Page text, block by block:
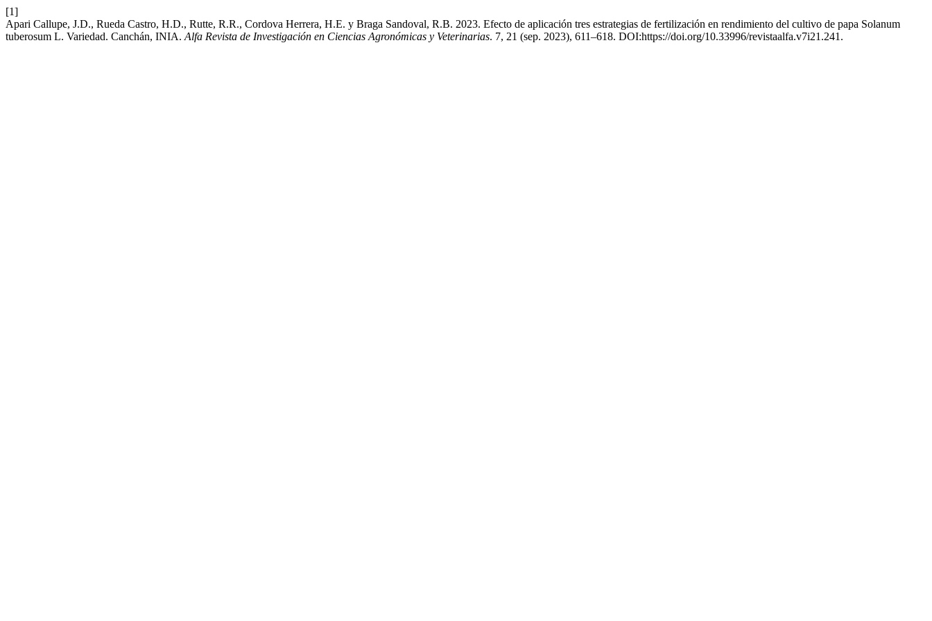
[1]
Apari Callupe, J.D., Rueda Castro, H.D., Rutte, R.R., Cordova Herrera, H.E. y Braga Sandoval, R.B. 2023. Efecto de aplicación tres estrategias de fertilización en rendimiento del cultivo de papa Solanum
tuberosum L. Variedad. Canchán, INIA. Alfa Revista de Investigación en Ciencias Agronómicas y Veterinarias. 7, 21 (sep. 2023), 611–618. DOI:https://doi.org/10.33996/revistaalfa.v7i21.241.